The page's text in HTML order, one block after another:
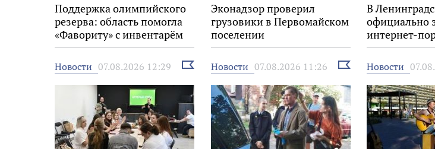
Поддержка олимпийского
резерва: область помогла
«Фавориту» с инвентарём
Эконадзор проверил
грузовики в Первомайском
поселении
В
официально
интернет-
летию
Новости 07.08.2026 12:29
Выбрать
новость
Новости 07.08.2026 11:26
Выбрать
новость
Новости